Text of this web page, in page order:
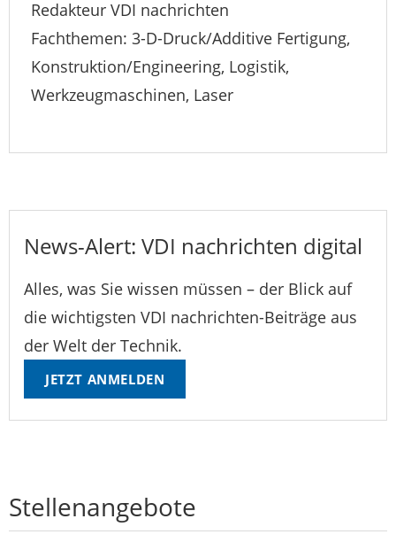
Redakteur VDI nachrichten
Fachthemen: 3-D-Druck/Additive Fertigung,
Konstruktion/Engineering, Logistik,
Werkzeugmaschinen, Laser
News-Alert: VDI nachrichten digital
Alles, was Sie wissen müssen – der Blick auf
die wichtigsten VDI nachrichten-Beiträge aus
der Welt der Technik.
JETZT ANMELDEN
Stellenangebote